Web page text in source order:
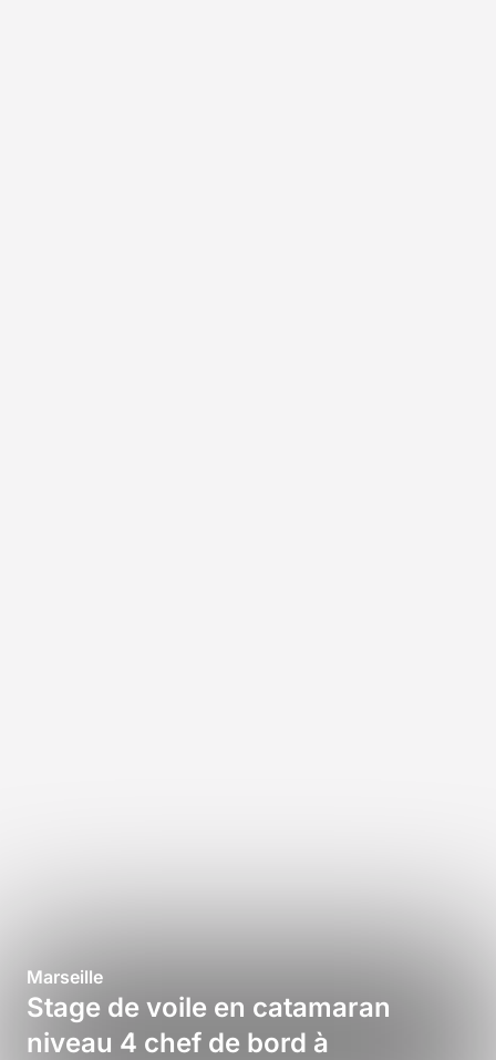
Marseille
Stage de voile en catamaran
niveau 4 chef de bord à